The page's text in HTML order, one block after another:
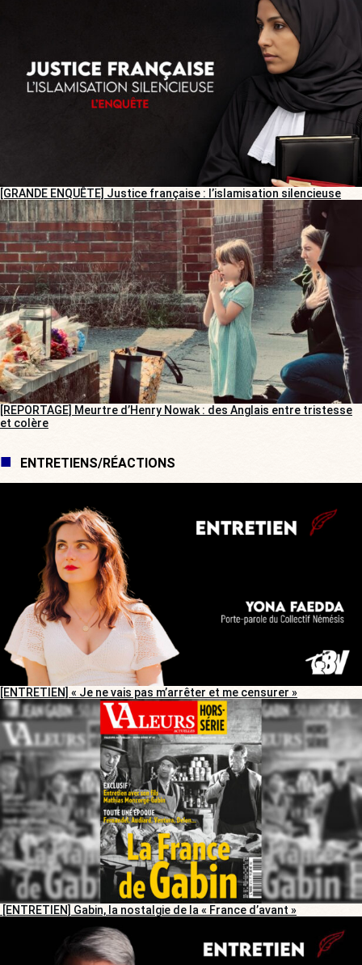
[GRANDE ENQUÊTE] Justice française : l’islamisation silencieuse
[REPORTAGE] Meurtre d’Henry Nowak : des Anglais entre tristesse
et colère
ENTRETIENS/RÉACTIONS
[ENTRETIEN] « Je ne vais pas m’arrêter et me censurer »
[ENTRETIEN] Gabin, la nostalgie de la « France d’avant »